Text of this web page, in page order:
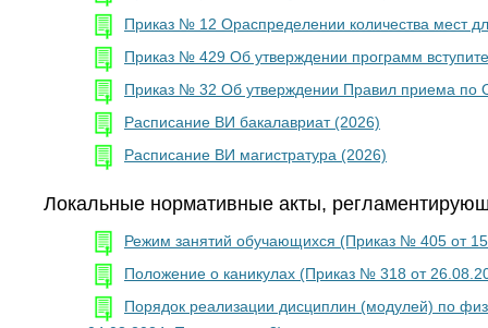
Приказ № 12 Ораспределении количества мест
Приказ № 429 Об утверждении программ
Приказ № 32 Об утверждении Правил приема по
Расписание ВИ бакалавриат (2026)
Расписание ВИ магистратура (2026)
Локальные нормативные акты,
Режим занятий обучающихся (Приказ № 405 от
Положение о каникулах (Приказ № 318 от
Порядок реализации дисциплин (модулей) по